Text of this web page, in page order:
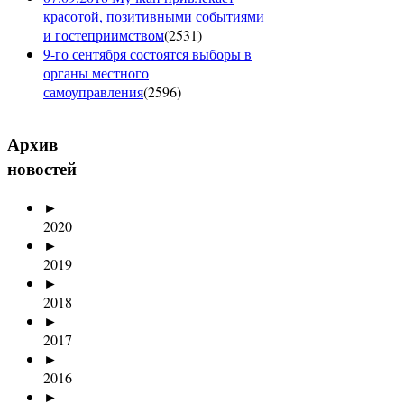
красотой, позитивными событиями
и гостеприимством(2531)
9-го сентября состоятся выборы в
органы местного
самоуправления(2596)
Архив
новостей
►
2020
►
2019
►
2018
►
2017
►
2016
►